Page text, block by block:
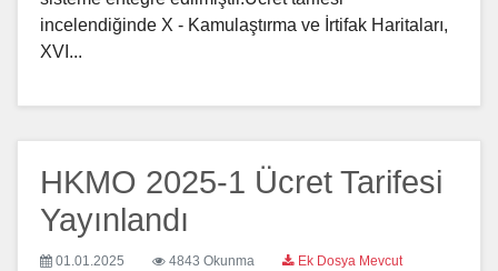
incelendiğinde X - Kamulaştırma ve İrtifak Haritaları,
XVI...
HKMO 2025-1 Ücret Tarifesi
Yayınlandı
01.01.2025 4843 Okunma Ek Dosya Mevcut